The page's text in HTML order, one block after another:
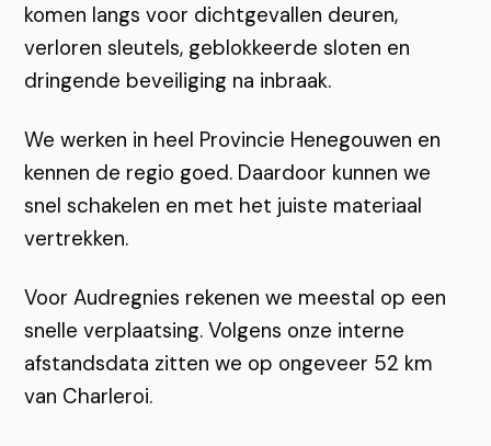
komen langs voor dichtgevallen deuren,
verloren sleutels, geblokkeerde sloten en
dringende beveiliging na inbraak.
We werken in heel Provincie Henegouwen en
kennen de regio goed. Daardoor kunnen we
snel schakelen en met het juiste materiaal
vertrekken.
Voor Audregnies rekenen we meestal op een
snelle verplaatsing. Volgens onze interne
afstandsdata zitten we op ongeveer 52 km
van Charleroi.